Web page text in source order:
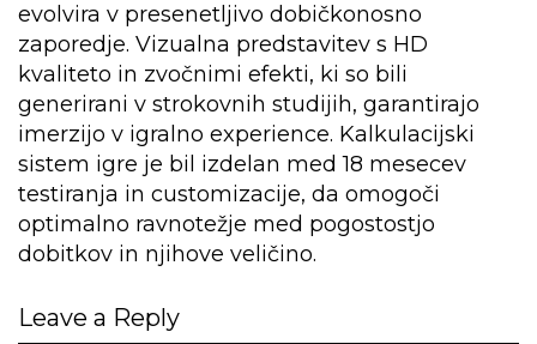
evolvira v presenetljivo dobičkonosno
zaporedje. Vizualna predstavitev s HD
kvaliteto in zvočnimi efekti, ki so bili
generirani v strokovnih studijih, garantirajo
imerzijo v igralno experience. Kalkulacijski
sistem igre je bil izdelan med 18 mesecev
testiranja in customizacije, da omogoči
optimalno ravnotežje med pogostostjo
dobitkov in njihove veličino.
Leave a Reply